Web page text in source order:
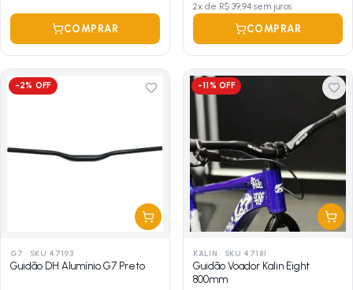
COMPRAR
2x de R$ 39,94 sem juros
COMPRAR
-2% OFF
G7 · SKU 47193
Guidão DH Alumínio G7 Preto
-11 % OFF
KALIN · SKU 47181
Guidão Voador Kalin Eight
800mm